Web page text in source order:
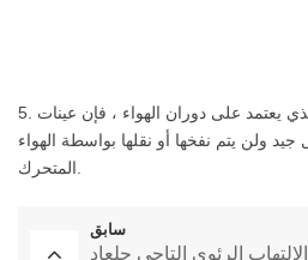
5. بالمقارنة مع التجفيف العادي الذي يعتمد على دوران الهواء ، فإن عينات
ولن يتم نفخها أو نقلها بواسطة الهواء
سابق
الرئوي التاجي جلعاد